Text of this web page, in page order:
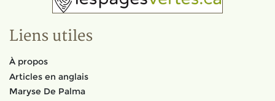
Liens utiles
À propos
Articles en anglais
Maryse De Palma